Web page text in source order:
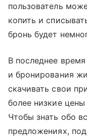
пользователь
копить и
бронь будет
В последнее
и бронирования
скачивать свои
более низкие
Чтобы знать обо
предложениях,